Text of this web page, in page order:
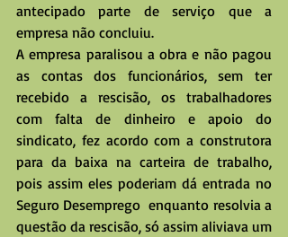
antecipado parte de serviço que a
empresa não concluiu.
A empresa paralisou a obra e não pagou
as contas dos funcionários, sem ter
recebido a rescisão, os trabalhadores
com falta de dinheiro e apoio do
sindicato, fez acordo com a construtora
para da baixa na carteira de trabalho,
pois assim eles poderiam dá entrada no
Seguro Desemprego  enquanto resolvia a
questão da rescisão, só assim aliviava um